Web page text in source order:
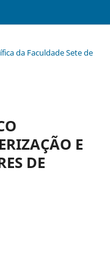
da Faculdade Sete de
E
DE